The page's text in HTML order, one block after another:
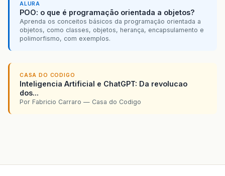
ALURA
POO: o que é programação orientada a objetos?
Aprenda os conceitos básicos da programação orientada a
objetos, como classes, objetos, herança, encapsulamento e
polimorfismo, com exemplos.
CASA DO CODIGO
Inteligencia Artificial e ChatGPT: Da revolucao
dos...
Por Fabricio Carraro — Casa do Codigo